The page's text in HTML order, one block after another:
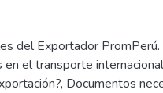
del Exportador PromPerú.
el transporte
Documentos